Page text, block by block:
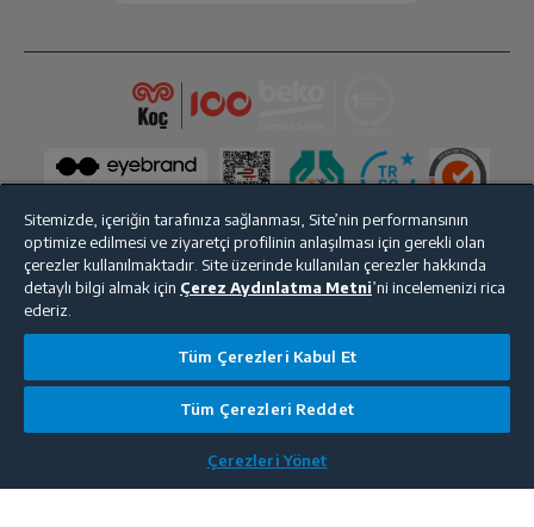
Bize Ulaşın Kişisel Verilerin Korunması İşlem Rehberi
Sitemizde, içeriğin tarafınıza sağlanması, Site’nin performansının
optimize edilmesi ve ziyaretçi profilinin anlaşılması için gerekli olan
çerezler kullanılmaktadır. Site üzerinde kullanılan çerezler hakkında
detaylı bilgi almak için Çerez Aydınlatma Metni’ni incelemenizi rica
ederiz.
Tüm Çerezleri Kabul Et
Tüm Çerezleri Reddet
Çerezleri Yönet